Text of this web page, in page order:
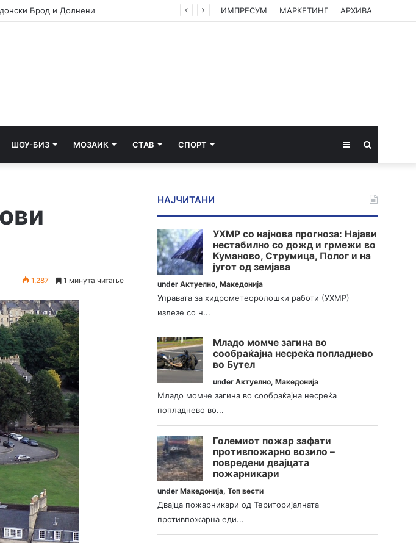
во инцидентот во Ново Село ИМПРЕСУМ МАРКЕТИНГ АРХИВА
ШОУ-БИЗ МОЗАИК СТАВ СПОРТ Sidebar
1,287 1 минута читање
НАЈЧИТАНИ
УХМР со најнова прогноза: Најави
нестабилно со дожд и грмежи во
Куманово, Струмица, Полог и на
југот од земјава
underАктуелно,Македонија
Управата за хидрометеоролошки работи (УХМР)
излезе со н...
Младо момче загина во
сообраќајна несреќа попладнево
во Бутел
underАктуелно,Македонија
Младо момче загина во сообраќајна несреќа
попладнево во...
Големиот пожар зафати
противпожарно возило –
повредени двајцата
пожарникари
underМакедонија,Топ вести
Двајца пожарникари од Територијалната
противпожарна еди...